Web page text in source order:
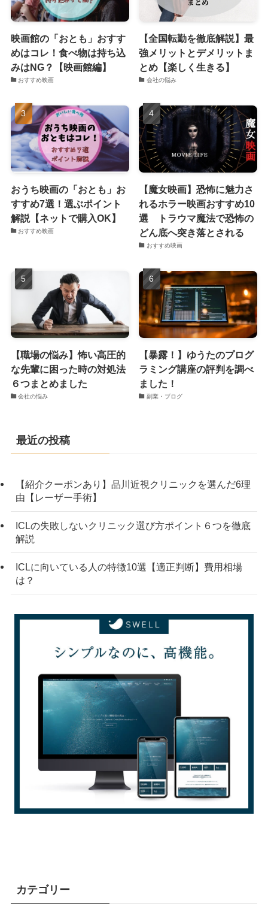
映画館の「おとも」おすす
めはコレ！食べ物は持ち込
みはNG？【映画館編】
おすすめ映画
【全国転勤を徹底解説】最
強メリットとデメリットま
とめ【楽しく生きる】
会社の悩み
おうち映画の「おとも」お
すすめ7選！選ぶポイント
解説【ネットで購入OK】
おすすめ映画
【魔女映画】恐怖に魅力さ
れるホラー映画おすすめ10
選 トラウマ魔法で恐怖の
どん底へ突き落とされる
おすすめ映画
【職場の悩み】怖い高圧的
な先輩に困った時の対処法
６つまとめました
会社の悩み
【暴露！】ゆうたのプログ
ラミング講座の評判を調べ
ました！
副業・ブログ
最近の投稿
【紹介クーポンあり】品川近視クリニックを選んだ6理
由【レーザー手術】
ICLの失敗しないクリニック選び方ポイント６つを徹底
解説
ICLに向いている人の特徴10選【適正判断】費用相場
は？
カテゴリー